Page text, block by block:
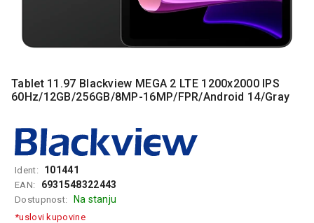
LICA I
RAČUNARSKE
KOMPONENTE
RAČUNARSKE
PERIFERIJE
GAMING
EELEKTRO
ZAŠTITA
Tablet 11.97 Blackview MEGA 2 LTE 1200x2000 IPS
60Hz/12GB/256GB/8MP-16MP/FPR/Android 14/Gray
Ident: 101441
EAN: 6931548322443
Dostupnost: Na stanju
*uslovi kupovine